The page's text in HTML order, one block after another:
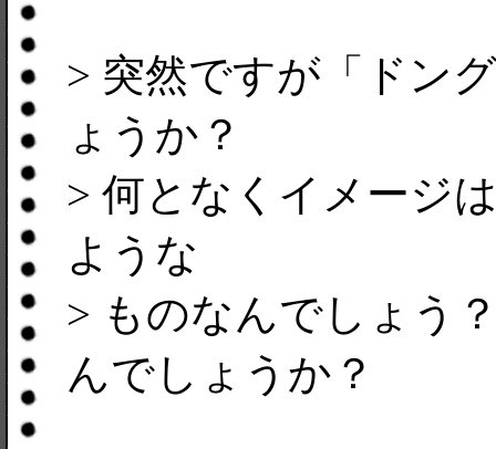
> 突然ですが「ドン
ょうか？
> 何となくイメージ
ような
> ものなんでしょう
んでしょうか？